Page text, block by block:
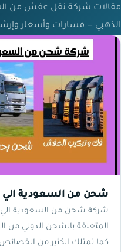
مقالات شركة نقل عفش من
الذهبي — مسارات وأسعار
شحن من السعودية الي
شركة شحن من السعودية الي
المتعلقة بالشحن الدولي من
كما تمتلك الكثير من الخصائص